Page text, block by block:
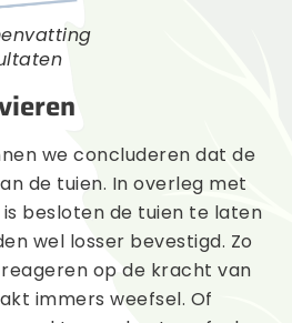
we concluderen dat de
de tuien. In overleg met
besloten de tuien te laten
wel losser bevestigd. Zo
op de kracht van
immers weefsel. Of